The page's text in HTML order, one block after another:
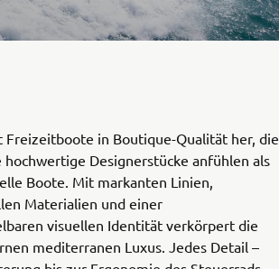
Freizeitboote in Boutique-Qualität her, die
hochwertige Designerstücke anfühlen als
Boote. Mit markanten Linien,
Materialien und einer
visuellen Identität verkörpert die
mediterranen Luxus. Jedes Detail –